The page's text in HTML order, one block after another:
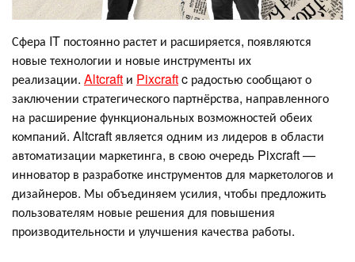
Сфера IT постоянно растет и расширяется, появляются
новые технологии и новые инструменты их
реализации. Altcraft и Pixcraftc радостью сообщают о
заключении стратегического партнёрства, направленного
на расширение функциональных возможностей обеих
компаний. Altcraft является одним из лидеров в области
автоматизации маркетинга, в свою очередь Pixcraft —
инноватор в разработке инструментов для маркетологов и
дизайнеров. Мы объединяем усилия, чтобы предложить
пользователям новые решения для повышения
производительности и улучшения качества работы.